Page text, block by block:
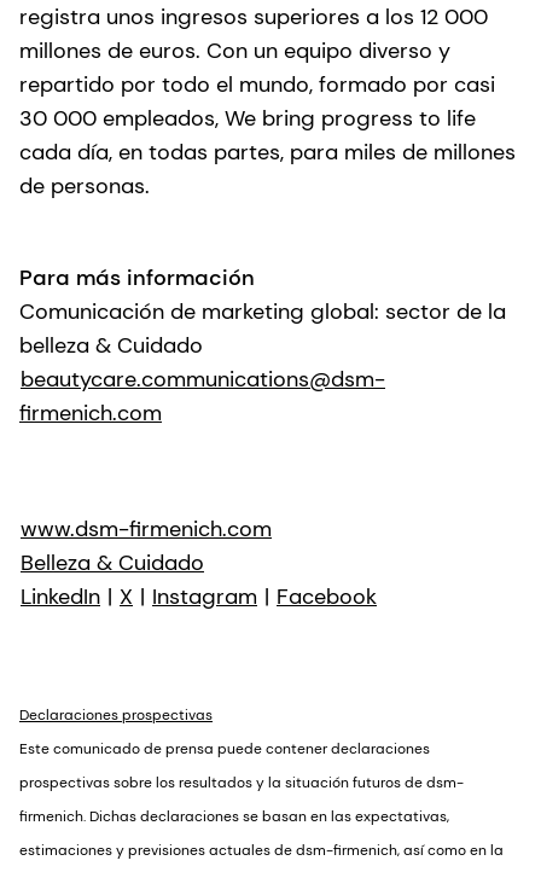
registra unos ingresos superiores a los 12 000
millones de euros. Con un equipo diverso y
repartido por todo el mundo, formado por casi
30 000 empleados, We bring progress to life
cada día, en todas partes, para miles de millones
de personas.
Para más información
Comunicación de marketing global: sector de la
belleza & Cuidado
beautycare.communications@dsm-
firmenich.com
www.dsm-firmenich.com
Belleza & Cuidado
LinkedIn | X | Instagram | Facebook
Declaraciones prospectivas
Este comunicado de prensa puede contener declaraciones
prospectivas sobre los resultados y la situación futuros de dsm-
firmenich. Dichas declaraciones se basan en las expectativas,
estimaciones y previsiones actuales de dsm-firmenich, así como en la